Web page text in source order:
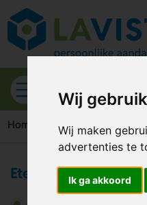
Wij
Wij maken
advertenties te
Ik ga akkoord
Alle
Home Waterflessen
Eten & Drinken